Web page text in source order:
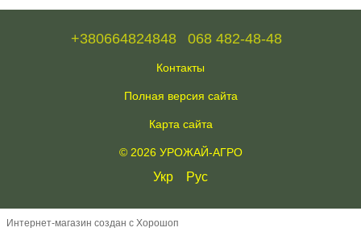
+380664824848 068 482-48-48
Контакты
Полная версия сайта
Карта сайта
© 2026 УРОЖАЙ-АГРО
Укр Рус
Интернет-магазин создан с Хорошоп